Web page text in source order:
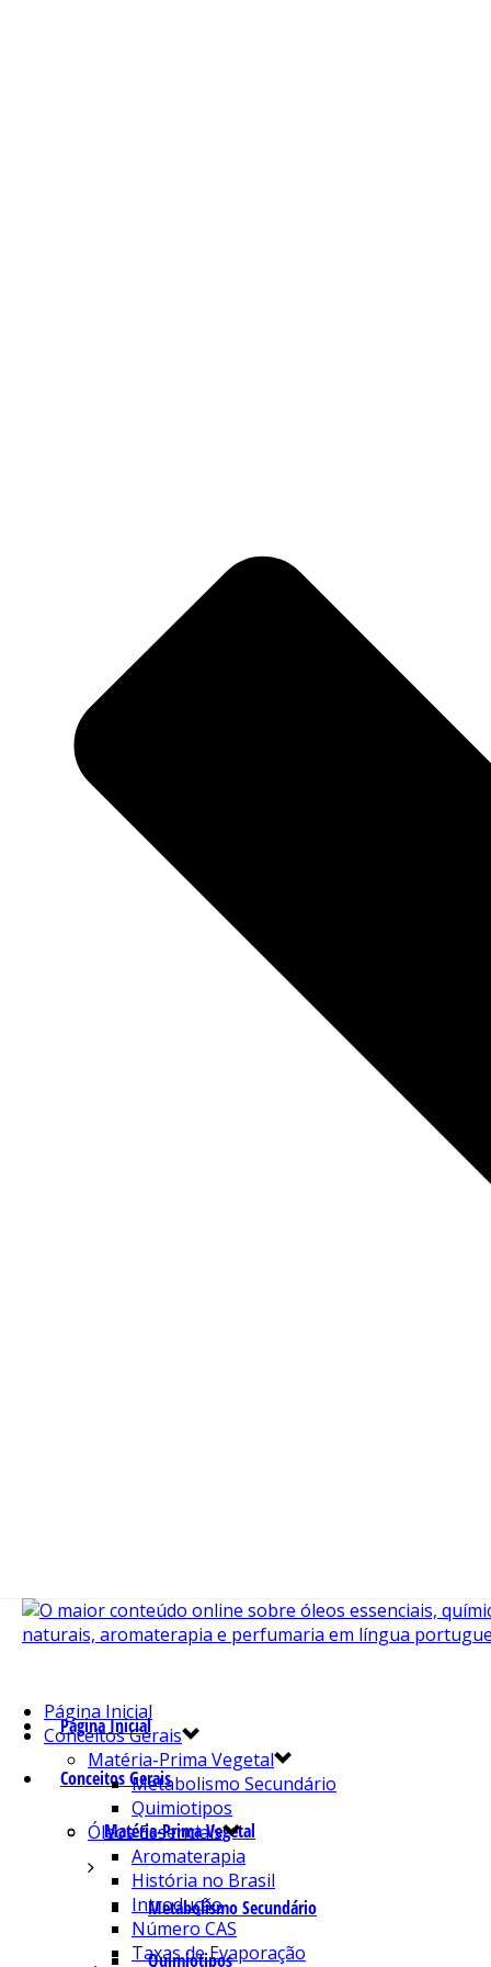
Página Inicial
Conceitos Gerais
Matéria-Prima Vegetal
Metabolismo Secundário
Quimiotipos
Página Inicial
Conceitos Gerais
Matéria-Prima Vegetal
Metabolismo Secundário
Quimiotipos
Óleos Essenciais
Aromaterapia
História no Brasil
Introdução
Número CAS
Taxas de Evaporação